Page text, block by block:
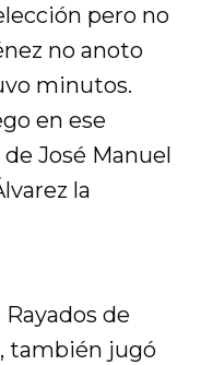
pero no
no anoto
minutos.
en ese
José Manuel
la
de
también jugó